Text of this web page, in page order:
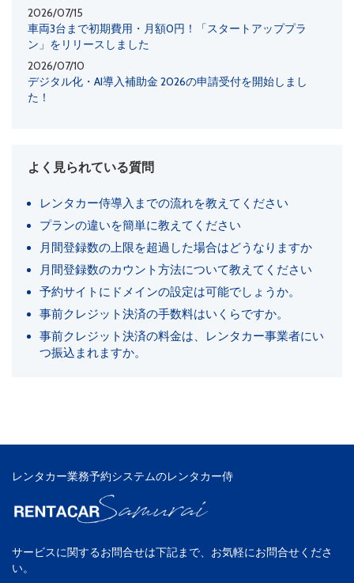
2026/07/15
車両3台まで初期費用・月額0円！「スタートアッププラ
ン」をリリースしました
2026/07/10
デジタル化・AI導入補助金 2026の申請受付を開始しまし
た！
よく見られている質問
レンタカー侍導入までの流れを教えてください
プランの違いを簡単に教えてください
月間登録数の上限を超過した場合はどうなりますか
月間登録数のカウント方法について教えてください
予約サイトにドメインの設定は可能でしょうか。
事前クレジット決済の手数料はいくらですか。
事前クレジット決済の料金は、レンタカー事業者にい
つ振込まれますか。
レンタカー業務予約システムのレンタカー侍
サービスに関するお問合せは下記まで、お気軽にお問合せくださ
い。